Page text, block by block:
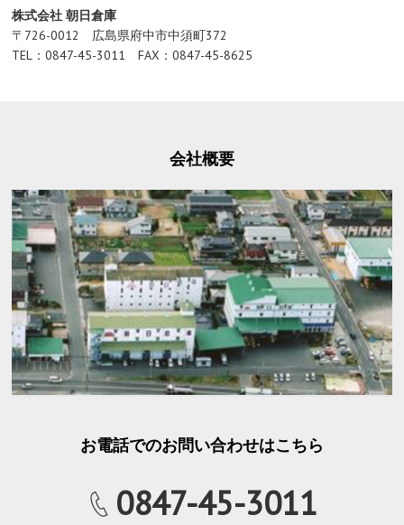
株式会社 朝日倉庫
〒726-0012 広島県府中市中須町372
TEL：0847-45-3011 FAX：0847-45-8625
会社概要
お電話でのお問い合わせはこちら
0847-45-3011